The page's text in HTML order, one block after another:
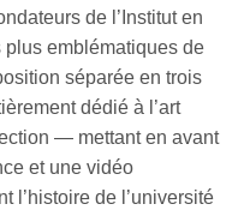
de l’Institut en
emblématiques de
séparée en trois
dédié à l’art
— mettant en avant
et une vidéo
l’histoire de l’université